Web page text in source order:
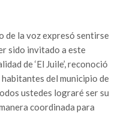
de la voz expresó sentirse
sido invitado a este
de ‘El Juile’, reconoció
del municipio de
ustedes lograré ser su
coordinada para